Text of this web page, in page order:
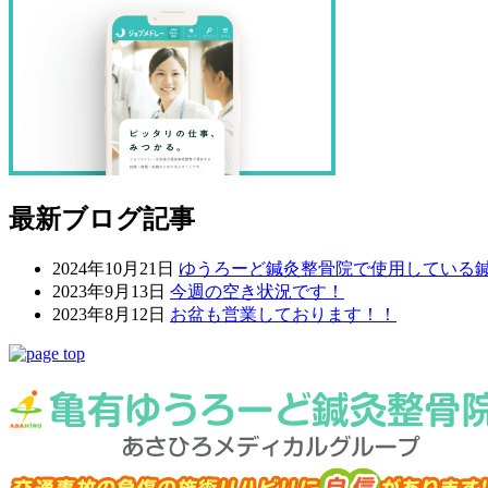
最新ブログ記事
2024年10月21日 ゆうろーど鍼灸整骨院で使用している
2023年9月13日 今週の空き状況です！
2023年8月12日 お盆も営業しております！！